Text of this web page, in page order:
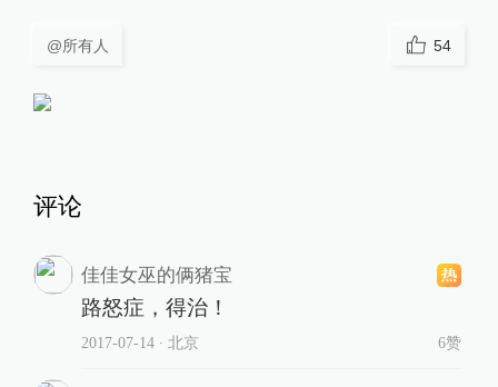
@所有人 54
评论
佳佳女巫的俩猪宝
路怒症，得治！
2017-07-14∙ 北京 6赞